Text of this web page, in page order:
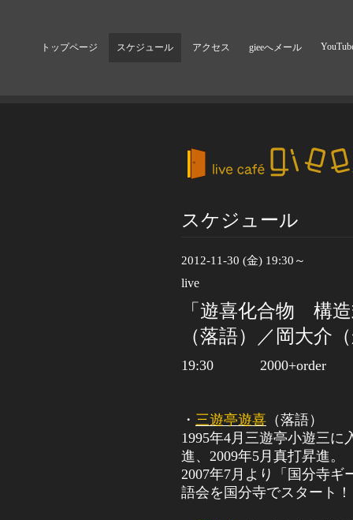
トップページ スケジュール アクセス gieeへメール
スケジュール
2012-11-30 (金) 19:30～
live
「遊喜化合物 構
（落語）／岡大介
19:30 2000+order
・ 三遊亭遊喜 （落語）
1995年4月三遊亭小遊三に
進、 2009年5月真打昇進。
2007年7月より「国分寺ギ
語会を国分寺でスタート！